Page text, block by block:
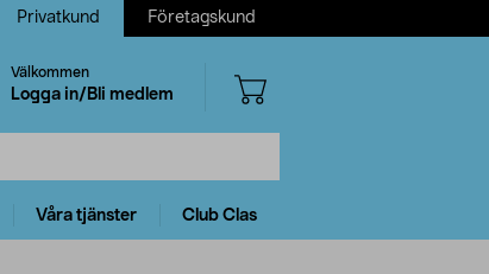
Privatkund Företagskund
Välkommen
Logga in/Bli medlem
Våra tjänster Club Clas